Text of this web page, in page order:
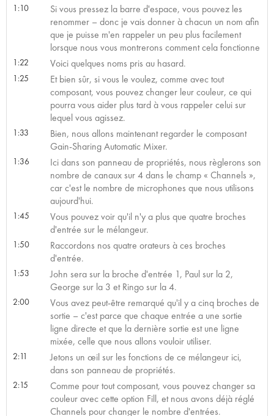
1:10
Si vous pressez la barre d'espace, vous pouvez les
renommer – donc je vais donner à chacun un nom afin
que je puisse m'en rappeler un peu plus facilement
lorsque nous vous montrerons comment cela fonctionne
1:22 Voici quelques noms pris au hasard.
1:25
Et bien sûr, si vous le voulez, comme avec tout
composant, vous pouvez changer leur couleur, ce qui
pourra vous aider plus tard à vous rappeler celui sur
lequel vous agissez.
1:33
Bien, nous allons maintenant regarder le composant
Gain-Sharing Automatic Mixer.
1:36
Ici dans son panneau de propriétés, nous règlerons son
nombre de canaux sur 4 dans le champ « Channels »,
car c'est le nombre de microphones que nous utilisons
aujourd'hui.
1:45
Vous pouvez voir qu'il n'y a plus que quatre broches
d'entrée sur le mélangeur.
1:50
Raccordons nos quatre orateurs à ces broches
d'entrée.
1:53
John sera sur la broche d'entrée 1, Paul sur la 2,
George sur la 3 et Ringo sur la 4.
2:00
Vous avez peut-être remarqué qu'il y a cinq broches de
sortie – c'est parce que chaque entrée a une sortie
ligne directe et que la dernière sortie est une ligne
mixée, celle que nous allons vouloir utiliser.
2:11
Jetons un œil sur les fonctions de ce mélangeur ici,
dans son panneau de propriétés.
2:15
Comme pour tout composant, vous pouvez changer sa
couleur avec cette option Fill, et nous avons déjà réglé
Channels pour changer le nombre d'entrées.